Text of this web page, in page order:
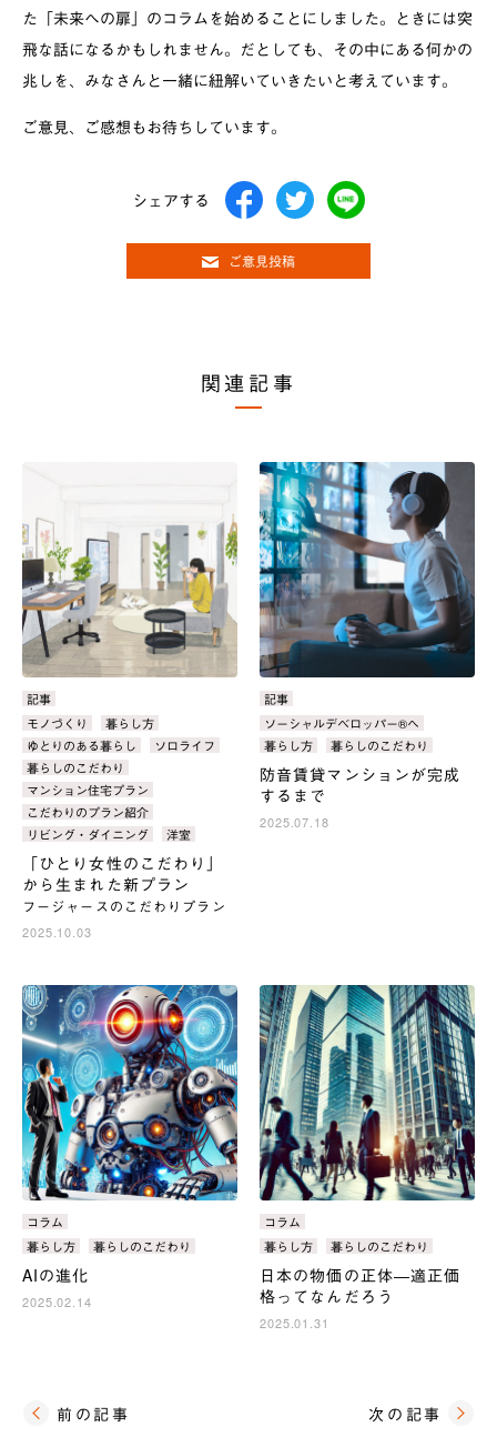
た「未来への扉」のコラムを始めることにしました。ときには突
飛な話になるかもしれません。だとしても、その中にある何かの
兆しを、みなさんと一緒に紐解いていきたいと考えています。
ご意見、ご感想もお待ちしています。
シェアする
ご意見投稿
関連記事
カ
テ
ゴ
リ：
記事
タ
グ：
モノづくり
暮らし方
ゆとりのある暮らし
ソロライフ
暮らしのこだわり
マンション住宅プラン
こだわりのプラン紹介
リビング・ダイニング
洋室
「ひとり女性のこだわり」
から生まれた新プラン
フージャースのこだわりプラン
2025.10.03
カ
テ
ゴ
リ：
記事
タ
グ：
ソーシャルデベロッパー®へ
暮らし方
暮らしのこだわり
防音賃貸マンションが完成
するまで
2025.07.18
カ
テ
ゴ
リ：
コラム
タ
暮らし方 暮らしのこだわり
AIの進化
2025.02.14
カ
テ
ゴ
リ：
コラム
タ
暮らし方 暮らしのこだわり
日本の物価の正体―適正価
格ってなんだろう
2025.01.31
前の記事 次の記事